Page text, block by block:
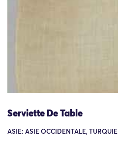
Serviette De Table
ASIE: ASIE OCCIDENTALE, TURQUIE